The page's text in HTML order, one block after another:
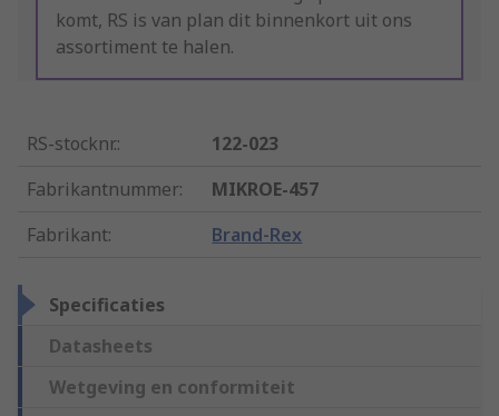
komt, RS is van plan dit binnenkort uit ons
assortiment te halen.
RS-stocknr.:
122-023
Fabrikantnummer:
MIKROE-457
Fabrikant: Brand-Rex
Specificaties
Datasheets
Wetgeving en conformiteit